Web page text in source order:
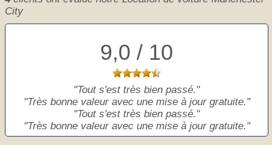
City
9,0 / 10
Tout s'est très bien passé.
Très bonne valeur avec une mise à jour gratuite.
Tout s'est très bien passé.
Très bonne valeur avec une mise à jour gratuite.